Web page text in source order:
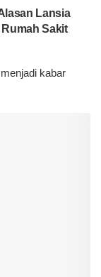
Lansia
Sakit
kabar